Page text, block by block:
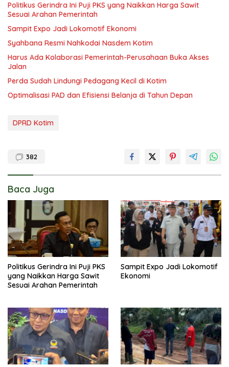
Politikus Gerindra Ini Puji PKS yang Naikkan Harga Sawit
Sesuai Arahan Pemerintah
Sampit Expo Jadi Lokomotif Ekonomi
Syahbana Resmi Nahkodai Nasdem Kotim
Harus Ada Kolaborasi Pemerintah-Perusahaan Buka Akses
Jalan
Perda Sudah Lindungi Pedagang Kecil di Kotim
Optimalisasi PAD dan Efisiensi Belanja di Tahun Depan
DPRD Kotim
382
Baca Juga
Politikus Gerindra Ini Puji PKS
yang Naikkan Harga Sawit
Sesuai Arahan Pemerintah
Sampit Expo Jadi Lokomotif
Ekonomi